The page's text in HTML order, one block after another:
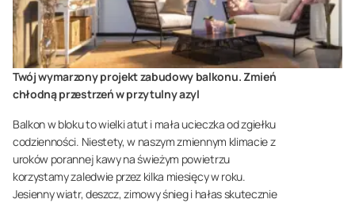
Twój wymarzony projekt zabudowy balkonu. Zmień
chłodną przestrzeń w przytulny azyl
Balkon w bloku to wielki atut i mała ucieczka od zgiełku
codzienności. Niestety, w naszym zmiennym klimacie z
uroków porannej kawy na świeżym powietrzu
korzystamy zaledwie przez kilka miesięcy w roku.
Jesienny wiatr, deszcz, zimowy śnieg i hałas skutecznie